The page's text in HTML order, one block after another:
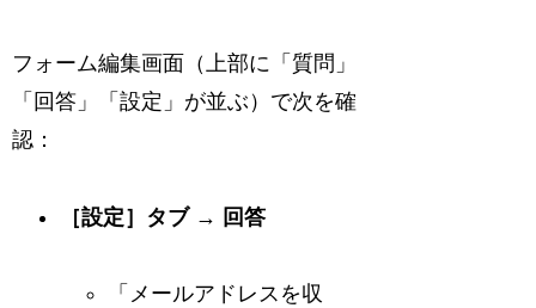
フォーム編集画面（上部に「質問」
「回答」「設定」が並ぶ）で次を確
認：
［設定］タブ → 回答
「メールアドレスを収